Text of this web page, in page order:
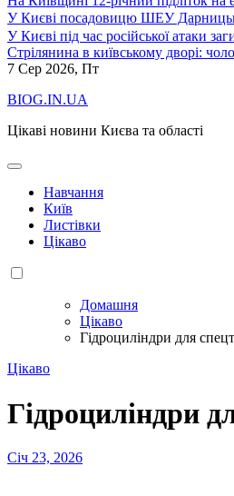
У Києві посадовицю ШЕУ
У Києві під час російської атаки
Стрілянина в київському дворі:
7 Сер 2026, Пт
BIOG.IN.UA
Цікаві новини Києва та області
Навчання
Київ
Листівки
Цікаво
Домашня
Цікаво
Гідроциліндри для
Цікаво
Гідроциліндри
Січ 23, 2026